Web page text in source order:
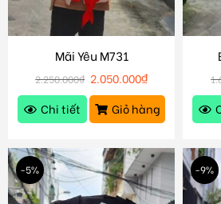
Mãi Yêu M731
2.250.000₫ 2.050.000₫
Chi tiết
Giỏ hàng
-5% -9%